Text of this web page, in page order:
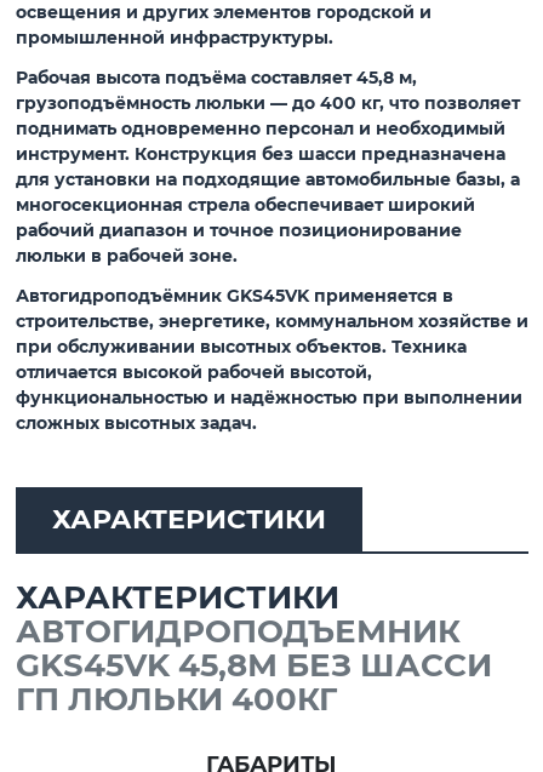
освещения и других элементов городской и
промышленной инфраструктуры.
Рабочая высота подъёма составляет 45,8 м,
грузоподъёмность люльки — до 400 кг, что позволяет
поднимать одновременно персонал и необходимый
инструмент. Конструкция без шасси предназначена
для установки на подходящие автомобильные базы, а
многосекционная стрела обеспечивает широкий
рабочий диапазон и точное позиционирование
люльки в рабочей зоне.
Автогидроподъёмник GKS45VK применяется в
строительстве, энергетике, коммунальном хозяйстве и
при обслуживании высотных объектов. Техника
отличается высокой рабочей высотой,
функциональностью и надёжностью при выполнении
сложных высотных задач.
ХАРАКТЕРИСТИКИ
ХАРАКТЕРИСТИКИ
АВТОГИДРОПОДЪЕМНИК
GKS45VK 45,8М БЕЗ ШАССИ
ГП ЛЮЛЬКИ 400КГ
ГАБАРИТЫ